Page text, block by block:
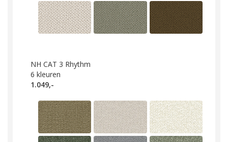
NH CAT 3 Rhythm
6 kleuren
1.049,-